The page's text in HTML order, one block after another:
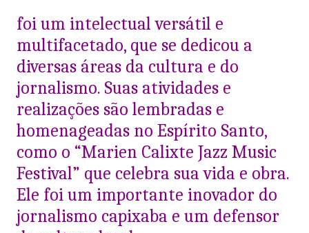
foi um intelectual versátil e
multifacetado, que se dedicou a
diversas áreas da cultura e do
jornalismo. Suas atividades e
realizações são lembradas e
homenageadas no Espírito Santo,
como o “Marien Calixte Jazz Music
Festival” que celebra sua vida e obra.
Ele foi um importante inovador do
jornalismo capixaba e um defensor